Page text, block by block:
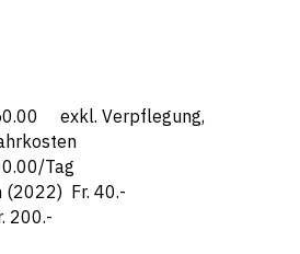
exkl. Verpflegung,
Tag
(2022) Fr. 40.-
200.-